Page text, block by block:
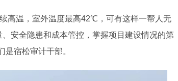
高温，室外温度最高42℃，可有这样一帮人无
安全隐患和成本管控，掌握项目建设情况的第
宿松审计干部。